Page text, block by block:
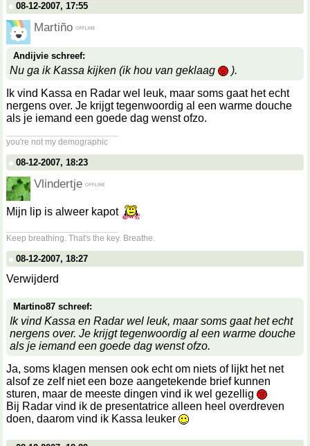
08-12-2007, 17:55
Martiño
Andijvie schreef:
Nu ga ik Kassa kijken (ik hou van geklaag
).
Ik vind Kassa en Radar wel leuk, maar soms gaat het echt
nergens over. Je krijgt tegenwoordig al een warme douche
als je iemand een goede dag wenst ofzo.
you're not my demographic
08-12-2007, 18:23
Vlindertje
Mijn lip is alweer kapot
Keep breathing. That's the key. Breathe.
08-12-2007, 18:27
Verwijderd
Martino87 schreef:
Ik vind Kassa en Radar wel leuk, maar soms gaat het echt
nergens over. Je krijgt tegenwoordig al een warme douche
als je iemand een goede dag wenst ofzo.
Ja, soms klagen mensen ook echt om niets of lijkt het net
alsof ze zelf niet een boze aangetekende brief kunnen
sturen, maar de meeste dingen vind ik wel gezellig
Bij Radar vind ik de presentatrice alleen heel overdreven
doen, daarom vind ik Kassa leuker